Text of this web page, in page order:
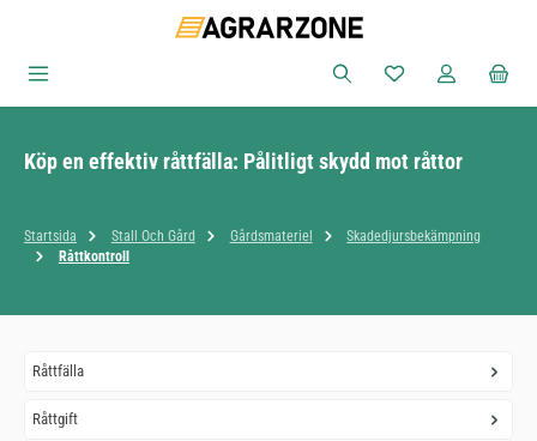
Du har 0 objekt i
Köp en effektiv råttfälla: Pålitligt skydd mot råttor
Startsida Stall Och Gård Gårdsmateriel
Skadedjursbekämpning
Råttkontroll
Råttfälla
Råttgift